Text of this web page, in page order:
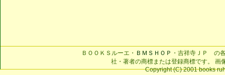
ＢＯＯＫＳルーエ・ ＢＭＳＨＯＰ ・吉祥寺ＪＰ の
社・著者の商標または登録商標です。 画
Copyright (C) 2001 books